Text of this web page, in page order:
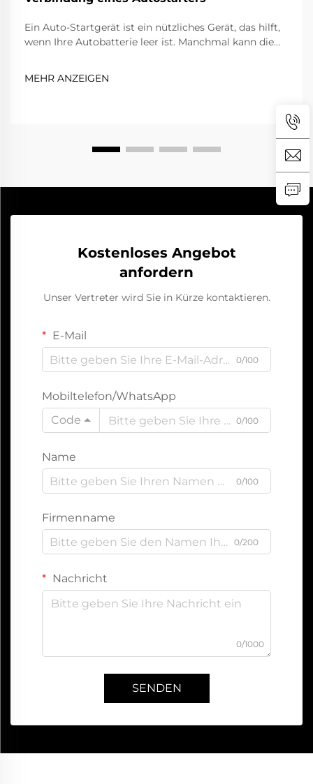
Ein Auto-Startgerät ist ein nützliches Gerät, das hilft,
wenn Ihre Autobatterie leer ist. Manchmal kann die
ein SENFLY-Startgerät besitzen, lernen Sie hier, wie
MEHR ANZEIGEN
Kostenloses Angebot
anfordern
Unser Vertreter wird Sie in Kürze kontaktieren.
E-Mail
0/100
Mobiltelefon/WhatsApp
Code
0/100
Name
0/100
Firmenname
0/200
Nachricht
0/1000
SENDEN